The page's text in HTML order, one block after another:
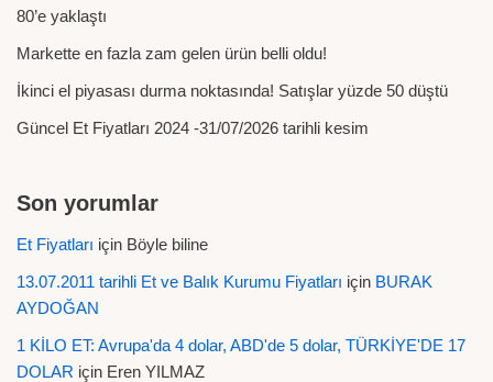
80’e yaklaştı
Markette en fazla zam gelen ürün belli oldu!
İkinci el piyasası durma noktasında! Satışlar yüzde 50 düştü
Güncel Et Fiyatları 2024 -31/07/2026 tarihli kesim
Son yorumlar
Et Fiyatları için Böyle biline
13.07.2011 tarihli Et ve Balık Kurumu Fiyatları için BURAK
AYDOĞAN
1 KİLO ET: Avrupa'da 4 dolar, ABD'de 5 dolar, TÜRKİYE'DE 17
DOLAR için Eren YILMAZ